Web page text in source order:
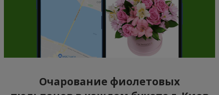
Очарование фиолетовых